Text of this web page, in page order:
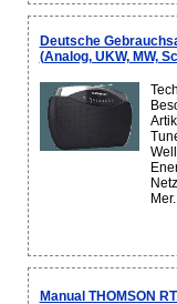
Deutsche
(Analog, UKW, MW,
Manual THOMSON